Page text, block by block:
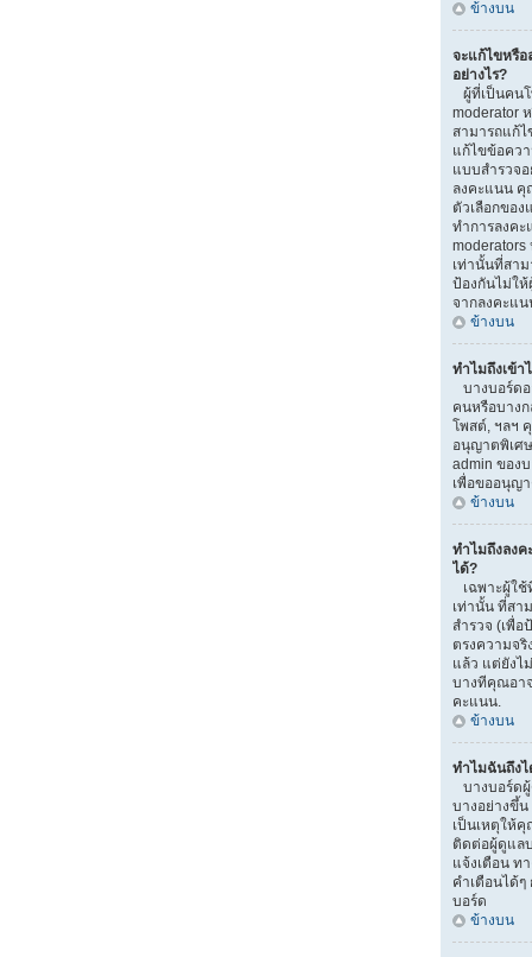
ข้างบน
จะแก้ไขหรื
อย่างไร?
ผู้ที่เป็นคน
moderator
สามารถแก้
แก้ไขข้อคว
แบบสำรวจ
ลงคะแนน คุ
ตัวเลือกขอ
ทำการลงคะ
moderators
เท่านั้นที่สา
ป้องกันไม่ให้
จากลงคะแ
ข้างบน
ทำไมถึงเข้า
บางบอร์ด
คนหรือบางก
โพสต์, ฯลฯ
อนุญาตพิเศ
admin ของ
เพื่อขออนุญ
ข้างบน
ทำไมถึงลง
ได้?
เฉพาะผู้ใ
เท่านั้น ที่สา
สำรวจ (เพื่
ตรงความจ
แล้ว แต่ยังไ
บางทีคุณอา
คะแนน.
ข้างบน
ทำไมฉันถึง
บางบอร์ด
บางอย่างขึ้
เป็นเหตุให้
ติดต่อผู้ดูแล
แจ้งเตือน ท
คำเตือนได้
บอร์ด
ข้างบน